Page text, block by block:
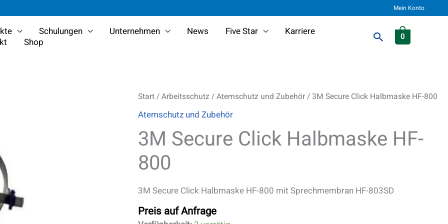
Mein Konto
Schulungen Unternehmen News Five Star
Karriere
Shop Suchen
0
Start/Arbeitsschutz/Atemschutz und Zubehör/ 3M Secure Click Halbmaske HF-800
Atemschutz und Zubehör
3M Secure Click Halbmaske HF-
800
3M Secure Click Halbmaske HF-800 mit Sprechmembran HF-803SD
Preis auf Anfrage
3M
Click
Halbmaske
HF-
Menge